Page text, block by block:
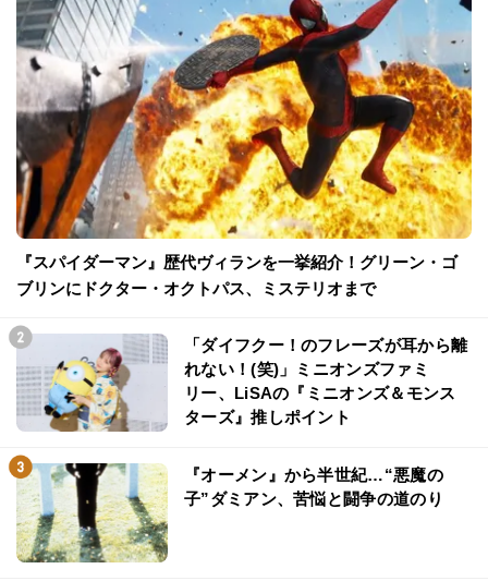
『スパイダーマン』歴代ヴィランを一挙紹介！グリーン・ゴ
ブリンにドクター・オクトパス、ミステリオまで
「ダイフクー！のフレーズが耳から離
れない！(笑)」ミニオンズファミ
リー、LiSAの『ミニオンズ＆モンス
ターズ』推しポイント
『オーメン』から半世紀…“悪魔の
子”ダミアン、苦悩と闘争の道のり